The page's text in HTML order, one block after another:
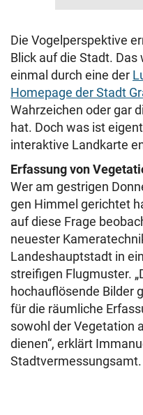
Die Vogelperspektive
Blick auf die Stadt. Das
einmal durch eine der
Homepage der Stadt
Wahrzeichen oder gar
hat. Doch was ist
interaktive Landkarte
Erfassung von
Wer am gestrigen
gen Himmel gerichtet
auf diese Frage
neuester
Landeshauptstadt in
streifigen Flugmuster.
hochauflösende Bilder
für die räumliche
sowohl der Vegetation
dienen“, erklärt
Stadtvermessungsamt.